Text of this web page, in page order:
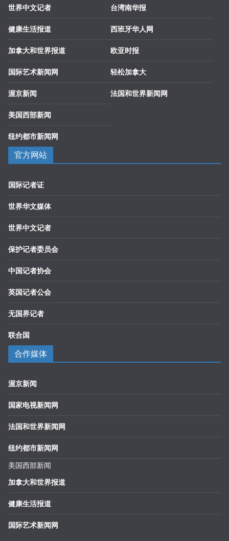
世界中文记者
健康生活报道
加拿大和世界报道
国际艺术新闻网
渥京新闻
美国西部新闻
纽约都市新闻网
台湾南华报
西班牙华人网
欧亚时报
轻松加拿大
法国和世界新闻网
官方网站
国际记者证
世界华文媒体
世界中文记者
保护记者委员会
中国记者协会
英国记者公会
无国界记者
联合国
合作媒体
渥京新闻
国家电视新闻网
法国和世界新闻网
纽约都市新闻网
美国西部新闻
加拿大和世界报道
健康生活报道
国际艺术新闻网